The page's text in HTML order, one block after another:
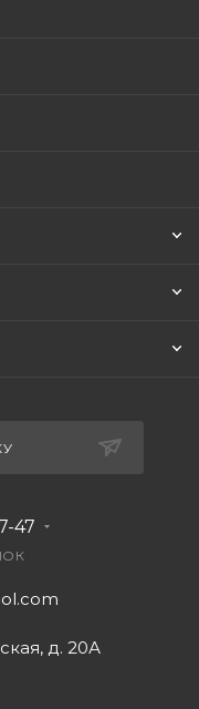
47
д. 20А